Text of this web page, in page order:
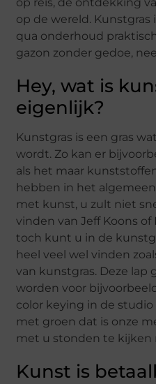
op reis, de ontdekking
op de wereld. Kunstgras
qua onderhoud
gazon zonder gedoe,
Hey, wat is
eigenlijk?
Kunstgras is een gras
wordt. Zo kan er
als het maar
hebben in het
met kunst, u zult niet
vinden van Jeff Koons
toch kunt u in de
heel veel wel vinden
van kunstgras. Deze
worden voor
color keying in de studio
met groen dat is onze
met u stonden te kijken
Kunst is